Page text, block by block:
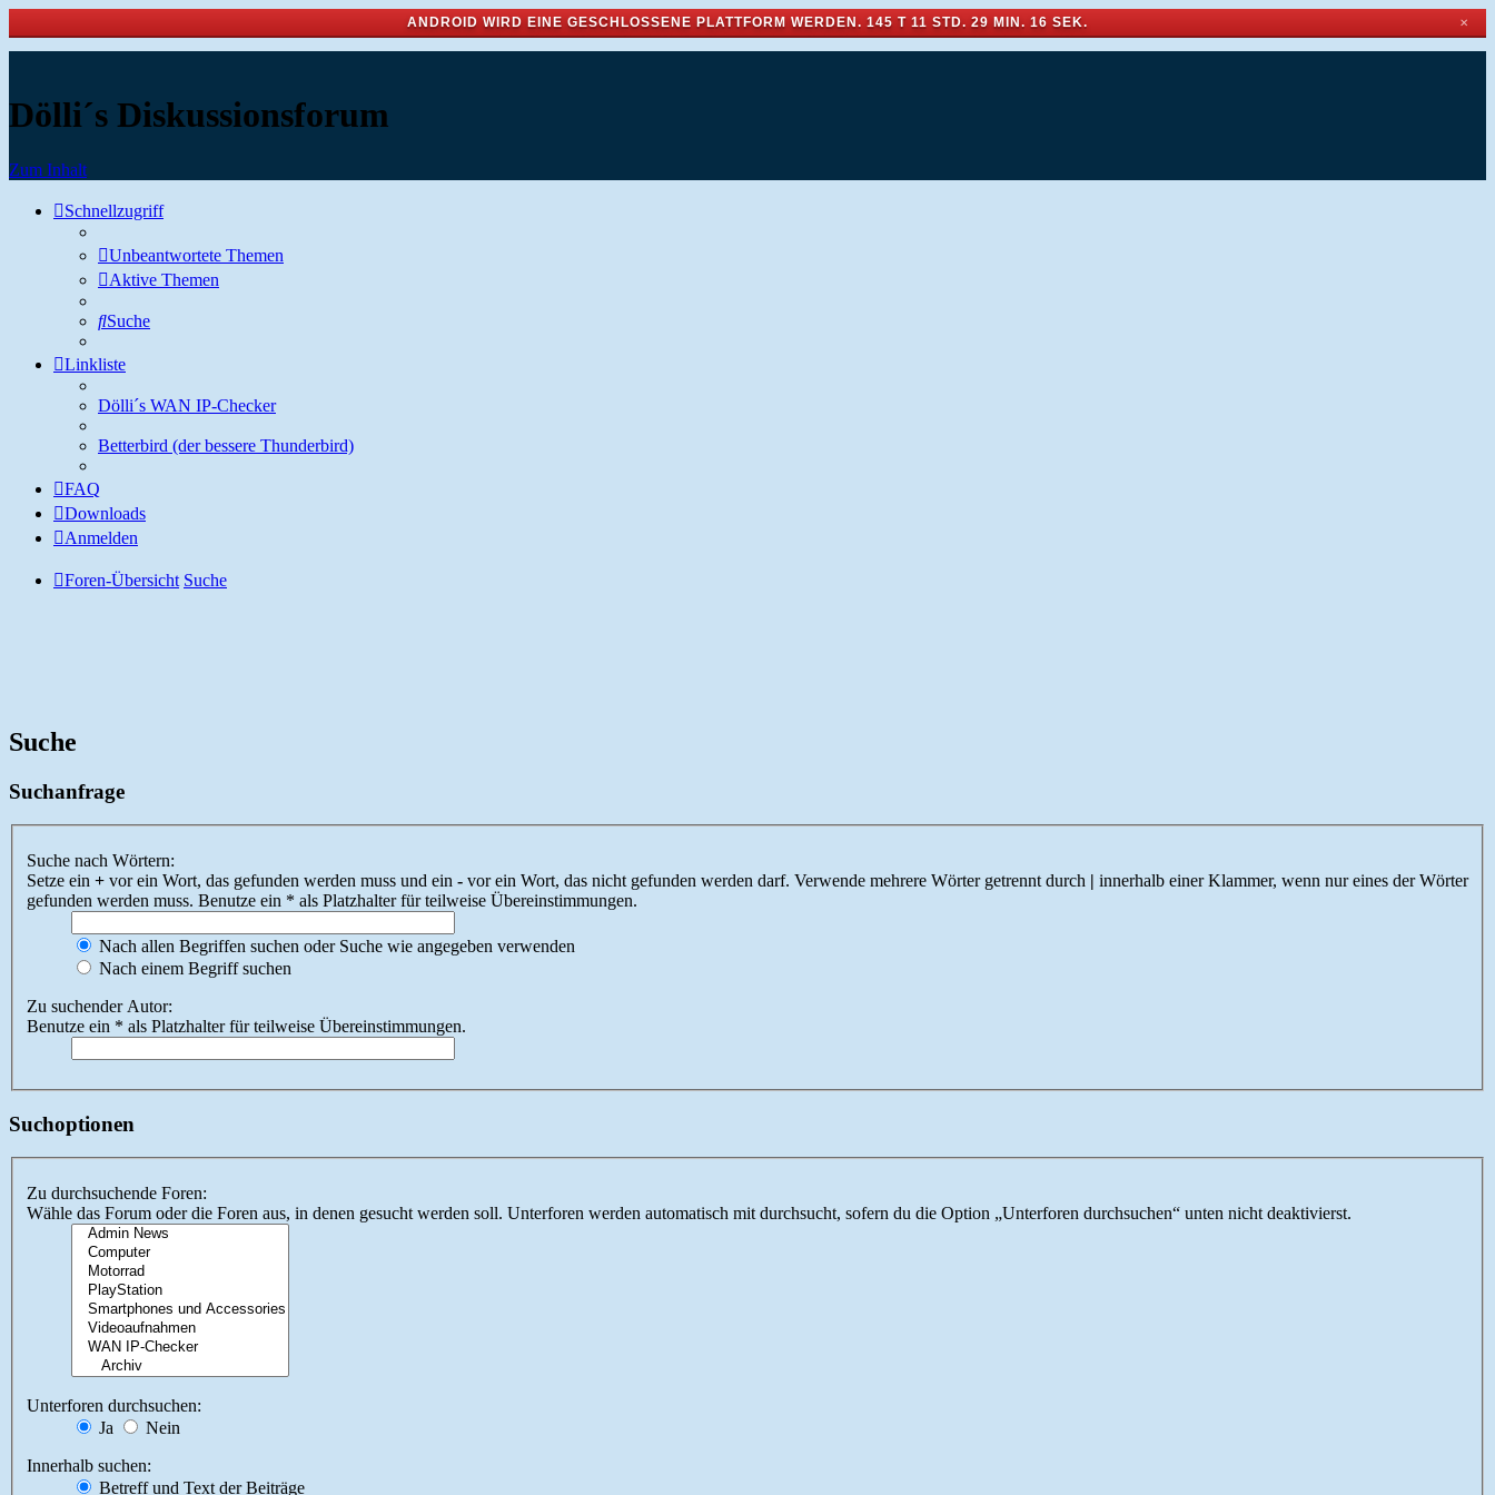
ANDROID WIRD EINE GESCHLOSSENE PLATTFORM WERDEN. 145 T 11 STD. 29 MIN. 16 SEK. ✕
Dölli´s Diskussionsforum
Zum Inhalt
Schnellzugriff
Unbeantwortete Themen
Aktive Themen
Suche
Linkliste
Dölli´s WAN IP-Checker
Betterbird (der bessere Thunderbird)
FAQ
Downloads
Anmelden
Foren-Übersicht Suche
Suche
Suchanfrage
Suche nach Wörtern:
Setze ein + vor ein Wort, das gefunden werden muss und ein - vor ein Wort, das nicht gefunden werden darf. Verwende mehrere Wörter getrennt durch | innerhalb einer Klammer, wenn nur eines der Wörter
gefunden werden muss. Benutze ein * als Platzhalter für teilweise Übereinstimmungen.
Nach allen Begriffen suchen oder Suche wie angegeben verwenden
Nach einem Begriff suchen
Zu suchender Autor:
Benutze ein * als Platzhalter für teilweise Übereinstimmungen.
Suchoptionen
Zu durchsuchende Foren:
Wähle das Forum oder die Foren aus, in denen gesucht werden soll. Unterforen werden automatisch mit durchsucht, sofern du die Option „Unterforen durchsuchen“ unten nicht deaktivierst.
Unterforen durchsuchen:
Ja
Nein
Innerhalb suchen:
Betreff und Text der Beiträge